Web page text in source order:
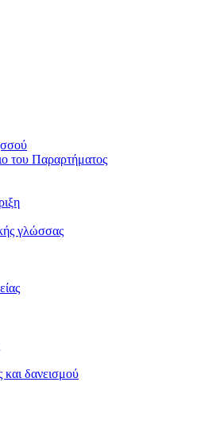
του Παραρτήματος
γλώσσας
και δανεισμού